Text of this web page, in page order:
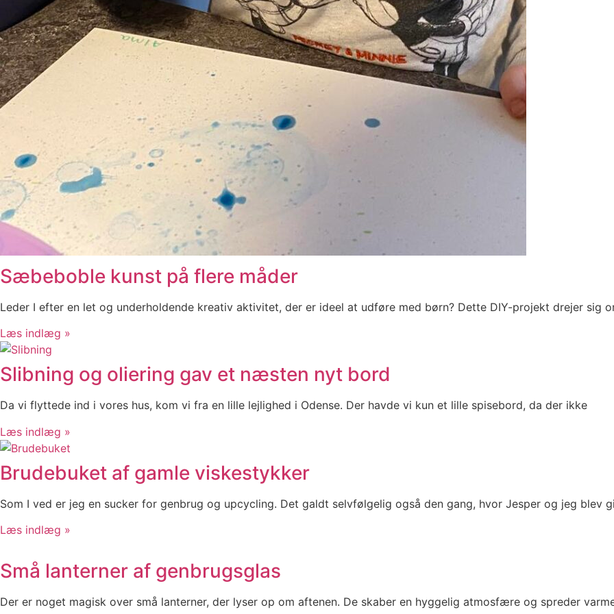
Sæbeboble kunst på flere måder
Leder I efter en let og underholdende kreativ aktivitet, der er ideel at udføre med børn? Dette DIY-projekt drejer sig
Læs indlæg »
Slibning og oliering gav et næsten nyt bord
Da vi flyttede ind i vores hus, kom vi fra en lille lejlighed i Odense. Der havde vi kun et lille spisebord, da der ikke
Læs indlæg »
Brudebuket af gamle viskestykker
Som I ved er jeg en sucker for genbrug og upcycling. Det galdt selvfølgelig også den gang, hvor Jesper og jeg blev
Læs indlæg »
Små lanterner af genbrugsglas
Der er noget magisk over små lanterner, der lyser op om aftenen. De skaber en hyggelig atmosfære og spreder